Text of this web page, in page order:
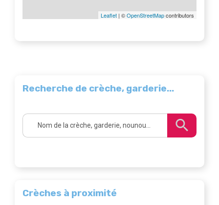
Leaflet | ©OpenStreetMapcontributors
Recherche de crèche, garderie...
Crèches à proximité